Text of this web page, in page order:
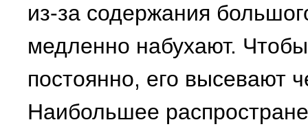
из-за содержания
медленно набухают.
постоянно, его высевают
Наибольшее